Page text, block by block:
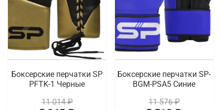
Боксерские перчатки SP
PFTK-1 Черные
11 014 ₽
Боксерские перчатки SP-
BGM-PSA5 Синие
11 576 ₽